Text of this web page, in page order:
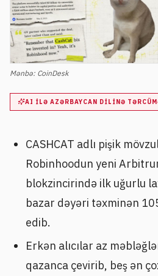
Mənbə: CoinDesk
AI ILƏ AZƏRBAYCAN DILINƏ
CASHCAT adlı pişik
Robinhoodun yeni
blokzincirində ilk uğurlu
bazar dəyəri təxminən
edib.
Erkən alıcılar az
qazanca çevirib, beş ən